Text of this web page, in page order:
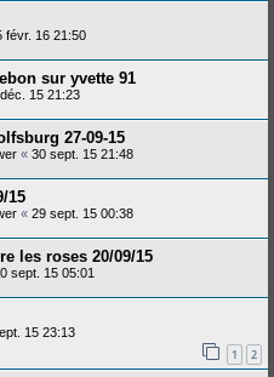
févr. 16 21:50
sur yvette 91
15 21:23
27-09-15
« 30 sept. 15 21:48
15
« 29 sept. 15 00:38
les roses 20/09/15
sept. 15 05:01
15 23:13
1 2